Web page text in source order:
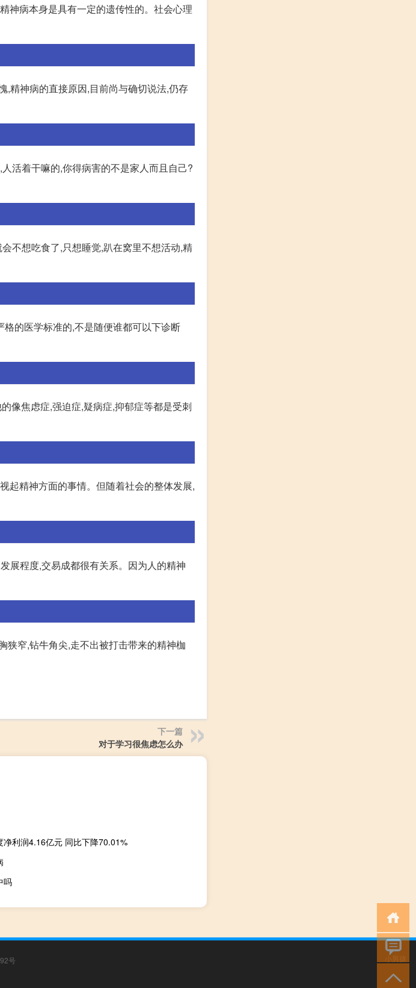
神病本身是具有一定的遗传性的。社会心理
,精神病的直接原因,目前尚与确切说法,仍存
活着干嘛的,你得病害的不是家人而且自己?
不想吃食了,只想睡觉,趴在窝里不想活动,精
的医学标准的,不是随便谁都可以下诊断
像焦虑症,强迫症,疑病症,抑郁症等都是受刺
起精神方面的事情。但随着社会的整体发展,
展程度,交易成都很有关系。因为人的精神
狭窄,钻牛角尖,走不出被打击带来的精神枷
下一篇
对于学习很焦虑怎么办
净利润4.16亿元 同比下降70.01%
吗
号
小男孩